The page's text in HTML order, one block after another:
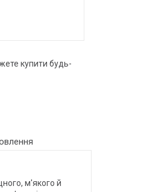
купити будь-
м'якого й